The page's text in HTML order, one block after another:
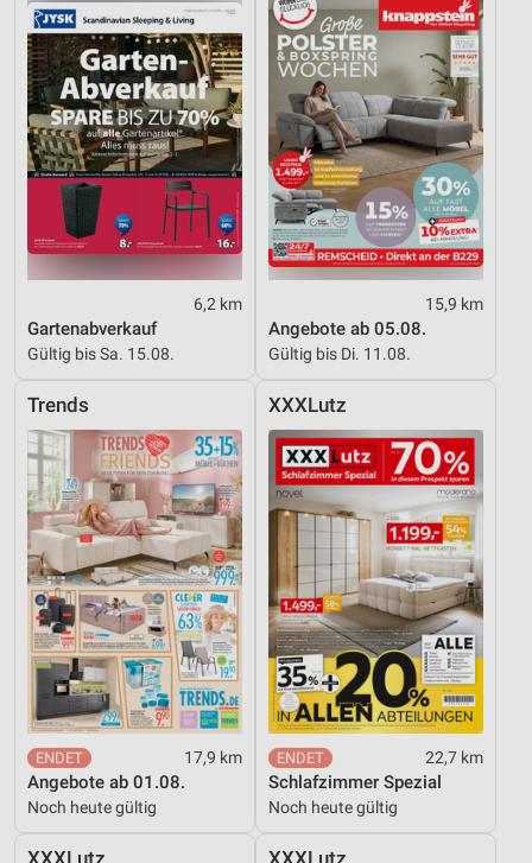
6,2 km
Gartenabverkauf
Gültig bis Sa. 15.08.
15,9 km
Angebote ab 05.08.
Gültig bis Di. 11.08.
Trends
17,9 km
Angebote ab 01.08.
Noch heute gültig
XXXLutz
22,7 km
Schlafzimmer Spezial
Noch heute gültig